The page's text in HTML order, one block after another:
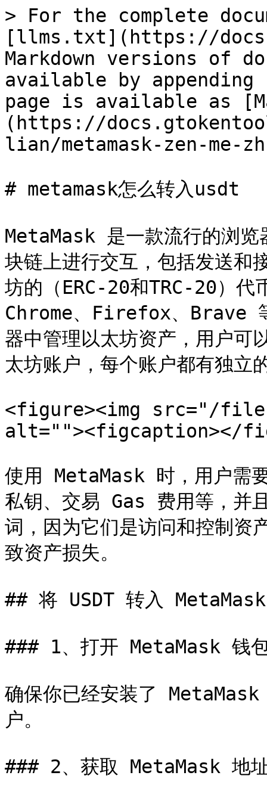
> For the complete
[llms.txt](https://
Markdown versions of
available by
page is available as
(https://
lian/metamask-zen-me-
# metamask怎么转入usdt
MetaMask 是一款流行的浏览
块链上进行交互，包括发送和
坊的（ERC-20和TRC-20）代
Chrome、Firefox、Brave
器中管理以太坊资产，用户
太坊账户，每个账户都有独立
<figure><img src="/files/
alt=""><figcaption></
使用 MetaMask 时，用户需
私钥、交易 Gas 费用等，并
词，因为它们是访问和控制资
致资产损失。
## 将 USDT 转入
### 1、打开 MetaMask 钱
确保你已经安装了
户。
### 2、获取 MetaMask 地